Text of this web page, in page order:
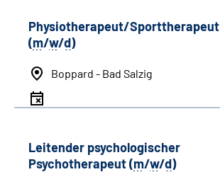
Physiotherapeut/Sporttherapeut
(m/w/d)
Boppard - Bad Salzig
Leitender psychologischer
Psychotherapeut (m/w/d)